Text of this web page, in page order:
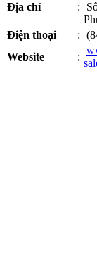
Địa chỉ :
Điện thoại
:
Website
: